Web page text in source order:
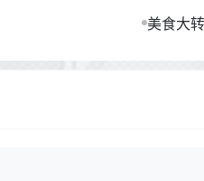
美食大